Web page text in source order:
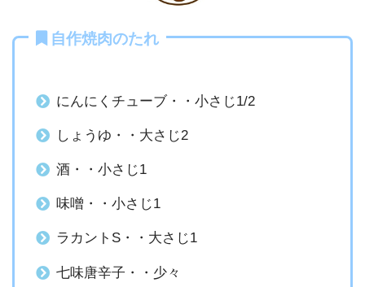
自作焼肉のたれ
にんにくチューブ・・小さじ1/2
しょうゆ・・大さじ2
酒・・小さじ1
味噌・・小さじ1
ラカントS・・大さじ1
七味唐辛子・・少々